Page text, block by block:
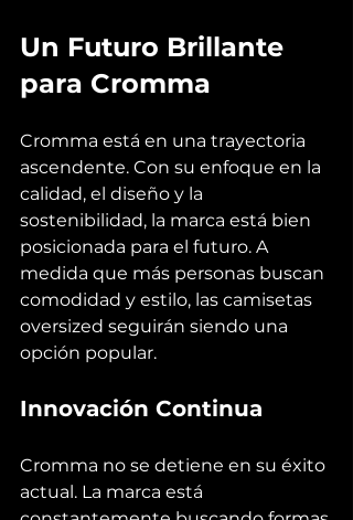
Un Futuro Brillante
para Cromma
Cromma está en una trayectoria
ascendente. Con su enfoque en la
calidad, el diseño y la
sostenibilidad, la marca está bien
posicionada para el futuro. A
medida que más personas buscan
comodidad y estilo, las camisetas
oversized seguirán siendo una
opción popular.
Innovación Continua
Cromma no se detiene en su éxito
actual. La marca está